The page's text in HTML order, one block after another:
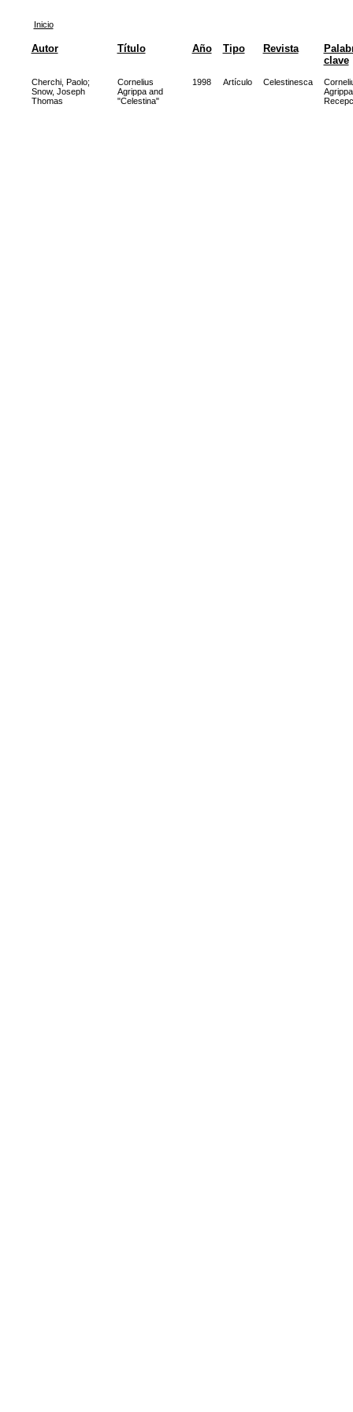
Inicio
Autor Título Año Tipo Revista
clave
Cherchi, Paolo;
Snow, Joseph
Thomas
Cornelius
Agrippa and
"Celestina"
1998 Artículo Celestinesca
Agrippa